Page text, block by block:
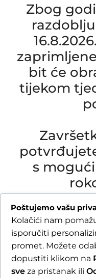
Zbog
razdoblju
bit će
tijekom
s
Due to our annual
16 August 2026,
2026 will be
week
By completing
are aware of the
Poštujemo vašu
Kolačići nam
isporučiti
promet. Možete
dopustiti klikom na
sve za pristanak ili